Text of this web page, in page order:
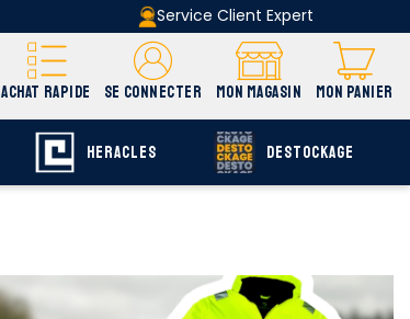
Service Client Expert
ACHAT RAPIDE SE CONNECTER MON MAGASIN MON PANIER
HERACLES DESTOCKAGE